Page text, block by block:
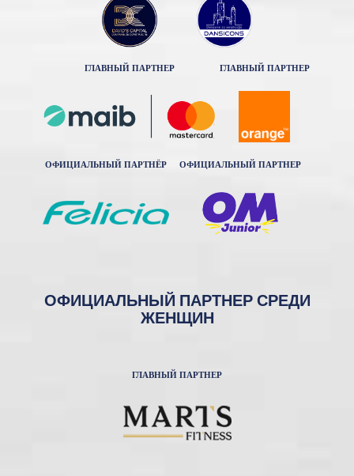
ГЛАВНЫЙ ПАРТНЕР ГЛАВНЫЙ ПАРТНЕР
ОФИЦИАЛЬНЫЙ ПАРТНЁР ОФИЦИАЛЬНЫЙ ПАРТНЕР
ОФИЦИАЛЬНЫЙ ПАРТНЕР СРЕДИ
ЖЕНЩИН
ГЛАВНЫЙ ПАРТНЕР